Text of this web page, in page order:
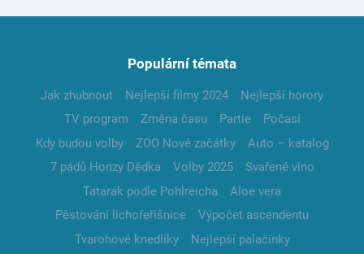
Populární témata
Jak zhubnout Nejlepší filmy 2024
Nejlepší horory
TV program
Změna času Partie
Počasí
Kdy budou volby
ZOO Nové začátky
Auto – katalog
7 pádů Honzy Dědka
Volby 2025
Svařené víno
Tatarák podle Pohlreicha
Aloe vera
Pěstování lichořeřišnice
Výpočet ascendentu
Tvarohové knedlíky
Nejlepší palačinky